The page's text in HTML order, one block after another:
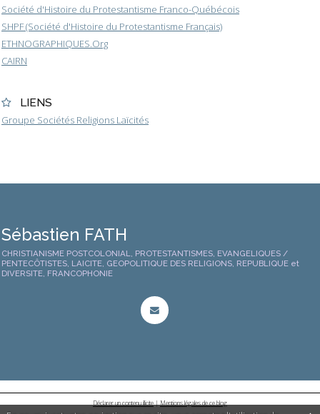
Société d'Histoire du Protestantisme Franco-Québécois
SHPF (Société d'Histoire du Protestantisme Français)
ETHNOGRAPHIQUES.Org
CAIRN
LIENS
Groupe Sociétés Religions Laïcités
Sébastien FATH
CHRISTIANISME POSTCOLONIAL, PROTESTANTISMES, EVANGELIQUES /
PENTECÔTISTES, LAICITE, GEOPOLITIQUE DES RELIGIONS, REPUBLIQUE et
DIVERSITE, FRANCOPHONIE
Déclarer un contenu illicite|Mentions légales de ce blog